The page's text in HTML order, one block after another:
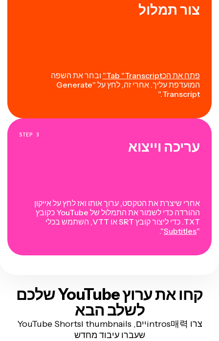
צור תמלול
פתח את הכTab "Transcript"
ובחר את השפה
המועדפת עליך. אחרי זה, לחץ על "Generate
Transcript."
STEP 3
עריכה וייצוא
אחרי שיצרת את הטקסט, ערוך אותו ואז לחץ על אייקון
ההורדה כדי לשמור את התמלול של YouTube כקובץ
TXT. כדי ליצור קובץ SRT או VTT, השתמש בכלי
"
Subtitles
".
קחו את ערוץ YouTube שלכם
לשלב הבא
צרו intros매력יים, thumbnails וYouTube Shorts
שעברו עיבוד מחדש